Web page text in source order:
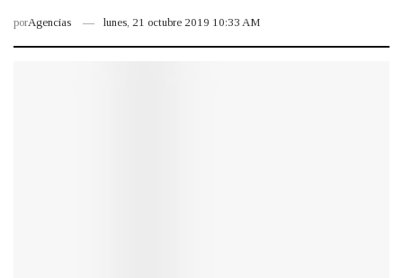
porAgencias lunes, 21 octubre 2019 10:33 AM